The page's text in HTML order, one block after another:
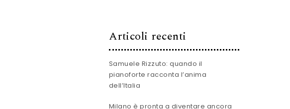
Articoli recenti
Samuele Rizzuto: quando il
pianoforte racconta l’anima
dell’Italia
Milano è pronta a diventare ancora